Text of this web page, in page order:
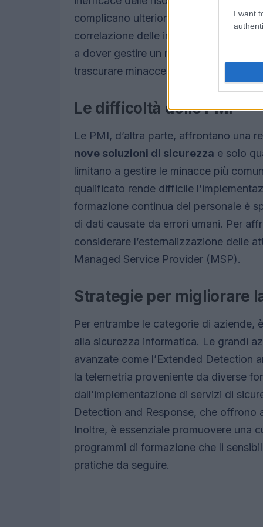
I want
complicano ulteriormente le
correlazione delle informazioni
a dover gestire un numero elevato di
trascurare minacce reali.
Le difficoltà delle PMI
Le PMI, d’altra parte, affrontano una
nove soluzioni di sicurezza e solo
limitano a gestire le minacce più
qualificato rende difficile
formazione continua del personale è
di dati causate da errori umani. Per
considerare l’esternalizzazione delle
Managed Service Provider (MSP).
Strategie per migliorare
Per entrambe le categorie di
alla sicurezza informatica. Le grandi
avanzate come l’Extended Detection
la telemetria proveniente da diverse
dall’implementazione di servizi di
Detection and Response, che offrono
Inoltre, è essenziale promuovere una
programmi di formazione che li
pratiche da seguire.